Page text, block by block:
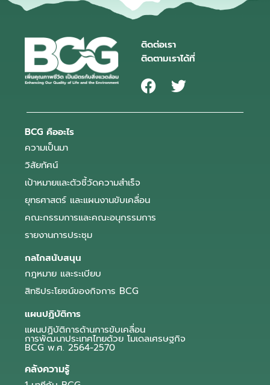
ติดต่อเรา
ติดตามเราได้ที่
BCG คืออะไร
ความเป็นมา
วิสัยทัศน์
เป้าหมายและตัวชี้วัดความสำเร็จ
ยุทธศาสตร์ และแผนงานขับเคลื่อน
คณะกรรมการและคณะอนุกรรมการ
รายงานการประชุม
กลไกสนับสนุน
กฎหมาย และระเบียบ
สิทธิประโยชน์ของกิจการ BCG
แผนปฏิบัติการ
แผนปฏิบัติการด้านการขับเคลื่อน
การพัฒนาประเทศไทยด้วย โมเดลเศรษฐกิจ
BCG พ.ศ. 2564-2570
คลังความรู้